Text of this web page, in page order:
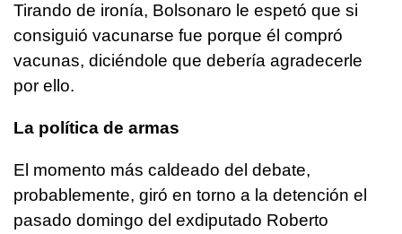
Tirando de ironía, Bolsonaro le espetó que si
consiguió vacunarse fue porque él compró
vacunas, diciéndole que debería agradecerle
por ello.
La política de armas
El momento más caldeado del debate,
probablemente, giró en torno a la detención el
pasado domingo del exdiputado Roberto